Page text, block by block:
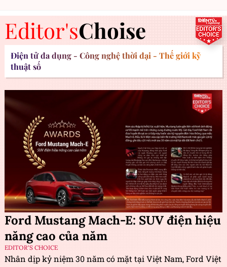
Editor'sChoise
Điện tử đa dụng - Công nghệ thời đại - Thế giới kỹ
thuật số
Ford Mustang Mach-E: SUV điện hiệu
năng cao của năm
EDITOR'S CHOICE
Nhân dịp kỷ niệm 30 năm có mặt tại Việt Nam, Ford Việt